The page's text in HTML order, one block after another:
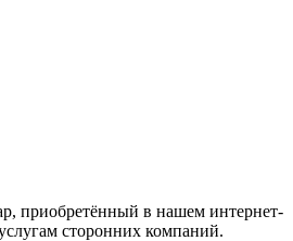
приобретённый в нашем интернет-
сторонних компаний.